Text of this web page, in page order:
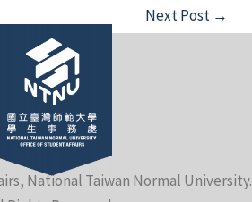
Next Post →
National Taiwan Normal University.